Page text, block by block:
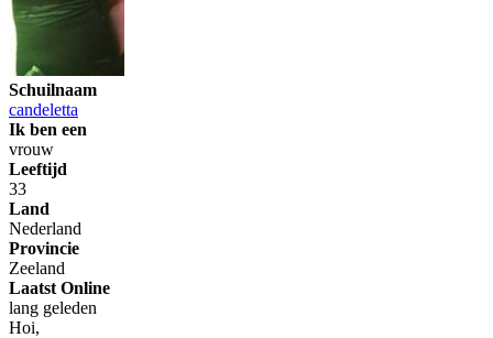
Schuilnaam
candeletta
Ik ben een
vrouw
Leeftijd
33
Land
Nederland
Provincie
Zeeland
Laatst Online
lang geleden
Hoi,